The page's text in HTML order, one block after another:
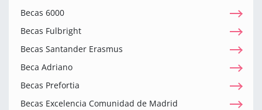
Becas 6000
Becas Fulbright
Becas Santander Erasmus
Beca Adriano
Becas Prefortia
Becas Excelencia Comunidad de Madrid